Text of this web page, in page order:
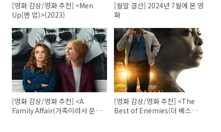
[영화 감상/영화 추천] <Men
Up(멘 업)>(2023)
[월말 결산] 2024년 7월에 본 영
화
[영화 감상/영화 추천] <A
Family Affair(가족이라서 문제
[영화 감상/영화 추천] <The
Best of Enemies(더 베스트